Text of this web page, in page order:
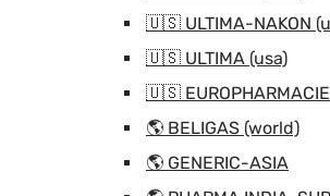
🇺🇸 ULTIMA-NAKON
🇺🇸 ULTIMA (usa)
🇺🇸
🌎 BELIGAS (world)
🌎 GENERIC-ASIA